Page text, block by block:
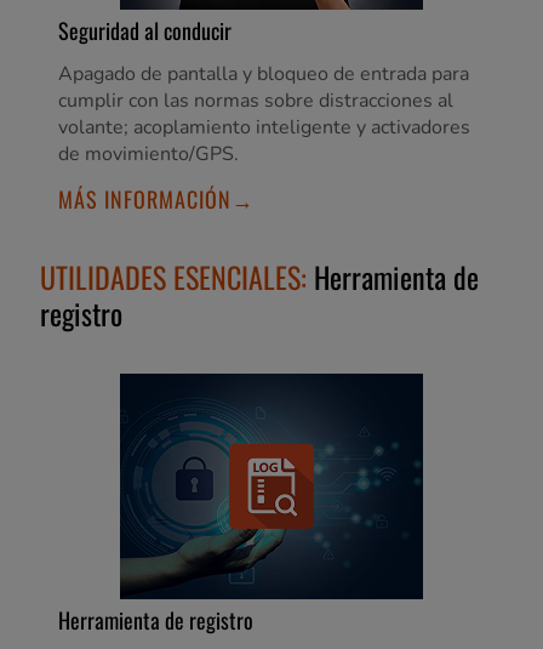
Seguridad al conducir
Apagado de pantalla y bloqueo de entrada para
cumplir con las normas sobre distracciones al
volante; acoplamiento inteligente y activadores
de movimiento/GPS.
MÁS INFORMACIÓN→
UTILIDADES ESENCIALES: Herramienta de
registro
Herramienta de registro